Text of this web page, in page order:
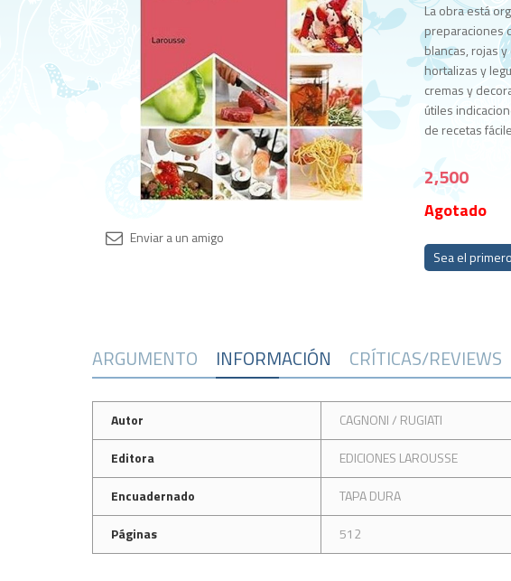
La obra está
preparaciones
blancas, rojas
hortalizas y
cremas y
útiles
de recetas
2,500
Agotado
Sea el
ARGUMENTO INFORMACIÓN CRÍTICAS/REVIEWS
Autor
CAGNONI / RUGIATI
Editora
EDICIONES LAROUSSE
Encuadernado
TAPA DURA
Páginas
512